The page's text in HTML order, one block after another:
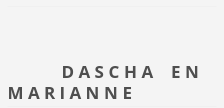
D A S C H A E N
M A R I A N N E